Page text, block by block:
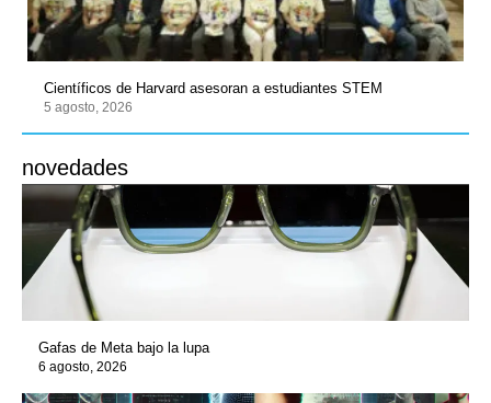
Científicos de Harvard asesoran a estudiantes STEM
5 agosto, 2026
novedades
Gafas de Meta bajo la lupa
6 agosto, 2026